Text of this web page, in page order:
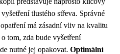
tlustého střeva. Správné
má zásadní vliv na kvalitu
tom, zda bude vyšetření
nutné jej opakovat. Optimální